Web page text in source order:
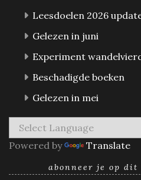
Leesdoelen 2026
Gelezen in juni
Experiment
Beschadigde boeken
Gelezen in mei
Powered by Translate
abonneer je op